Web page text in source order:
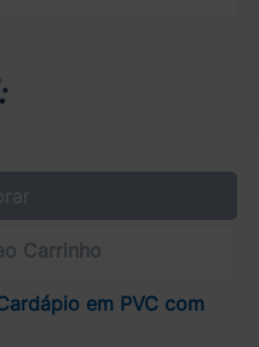
Carrinho
em PVC com